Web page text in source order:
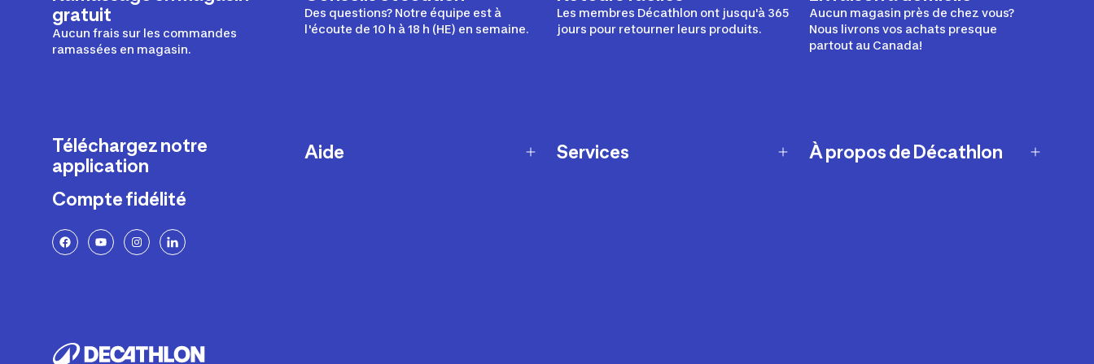
gratuit
Aucun frais sur les commandes
ramassées en magasin.
Des questions? Notre équipe est à
l'écoute de 10 h à 18 h (HE) en semaine.
Les membres Décathlon ont jusqu'à 365
jours pour retourner leurs produits.
Aucun magasin près de chez vous?
Nous livrons vos achats presque
partout au Canada!
Téléchargez notre
application
Compte fidélité
Aide Services À propos de Décathlon